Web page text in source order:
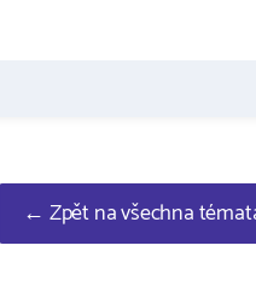
← Zpět na všechna